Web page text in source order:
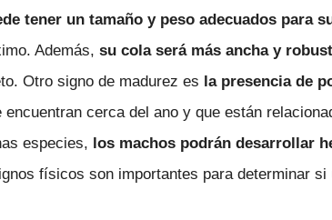
tener un tamaño y peso adecuados para
Además,su cola será más ancha y
Otro signo de madurez es la presencia de
cerca del ano y que están
especies, los machos podrán desarrollar
físicos son importantes para determinar si